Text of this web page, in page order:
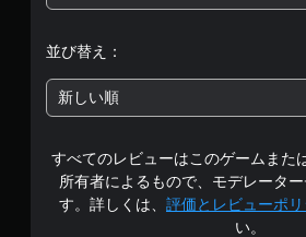
並び替え：
新しい順
すべてのレビューはこのゲームまた
所有者によるもので、モデレータ
す。詳しくは、 評価とレビューポ
い。